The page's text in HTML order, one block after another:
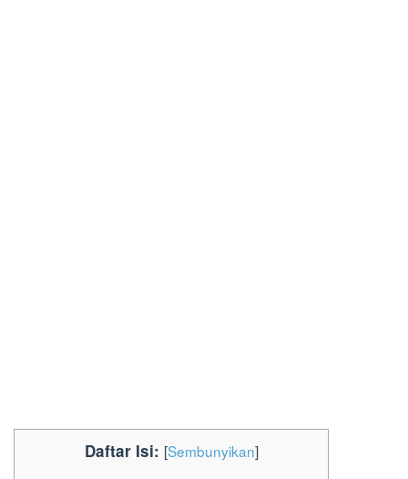
Daftar Isi: [Sembunyikan]